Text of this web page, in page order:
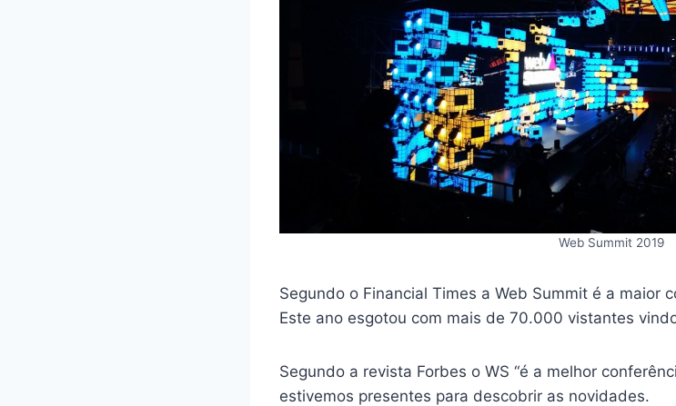
Web Summit 2019
Segundo o Financial Times a Web Summit é a maior
Este ano esgotou com mais de 70.000 vistantes
Segundo a revista Forbes o WS “é a melhor
estivemos presentes para descobrir as novidades.